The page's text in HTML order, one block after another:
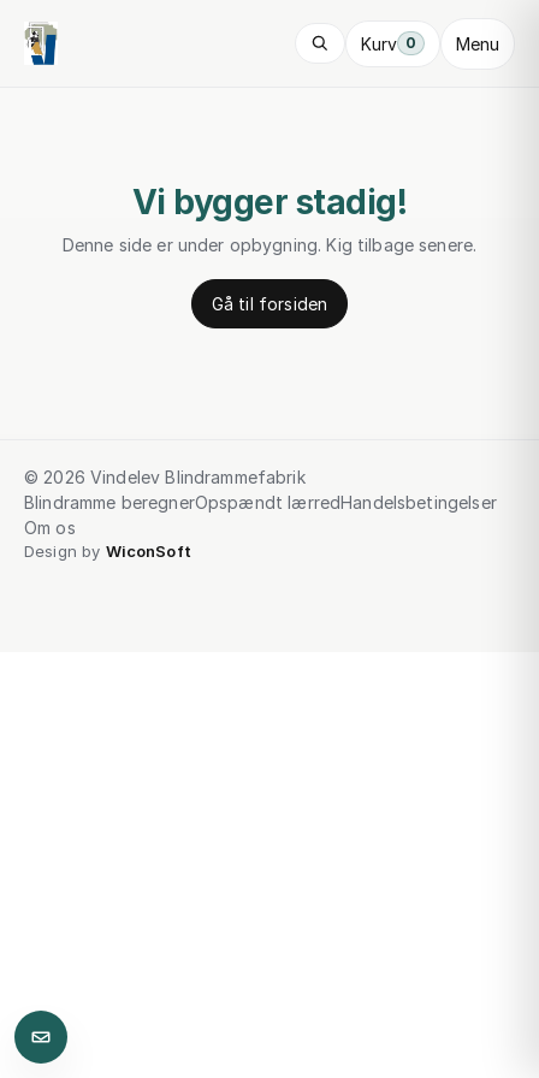
Kurv 0 Menu
Vi bygger stadig!
Denne side er under opbygning. Kig tilbage senere.
Gå til forsiden
© 2026 Vindelev Blindrammefabrik
Blindramme beregnerOpspændt lærredHandelsbetingelser
Om os
Design by WiconSoft